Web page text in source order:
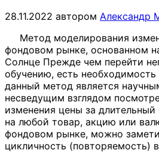
28.11.2022 автором Александр
Метод моделирования
фондовом рынке, основанном
Солнце Прежде чем перейти
обучению, есть необходимость
данный метод является
несведущим взглядом
изменения цены за
на любой товар, акцию или
фондовом рынке, можно
цикличность (повторяемость)